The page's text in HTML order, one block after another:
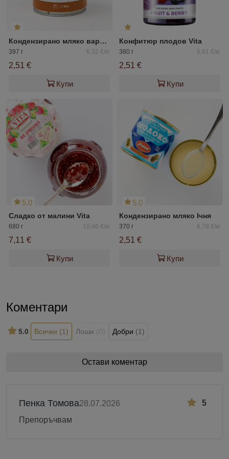
Кондензирано мляко варено
397 г 6,32 €/кг
2,51 €
Купи
Конфитюр плодов Vita
380 г 6,61 €/кг
2,51 €
Купи
5.0
Сладко от малини Vita
680 г 10,46 €/кг
7,11 €
Купи
5.0
Кондензирано мляко Ічня
370 г 6,78 €/кг
2,51 €
Купи
Коментари
5.0 Всички (1) Лоши (0) Добри (1)
Остави коментар
5
Пенка Томова28.07.2026
Препоръчвам